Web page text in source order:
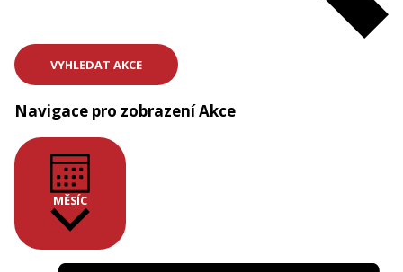
VYHLEDAT AKCE
Navigace pro zobrazení Akce
MĚSÍC